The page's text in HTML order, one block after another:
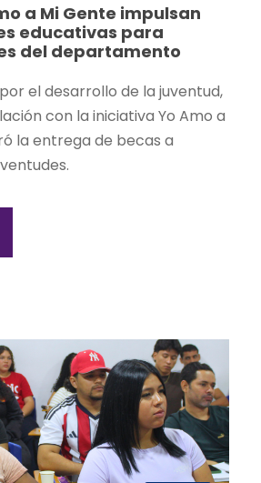
a Mi Gente impulsan
educativas para
del departamento
el desarrollo de la juventud,
con la iniciativa Yo Amo a
la entrega de becas a